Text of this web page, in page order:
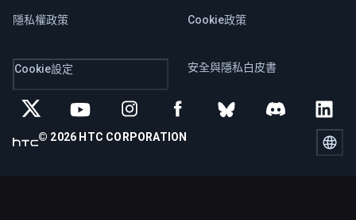
隱私權政策 Cookie政策
Cookie設定 安全與隱私白皮書
© 2026 HTC CORPORATION